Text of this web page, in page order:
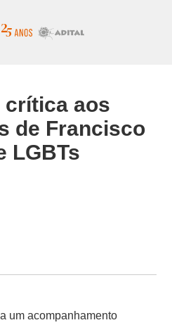
crítica aos
de Francisco
LGBTs
um acompanhamento